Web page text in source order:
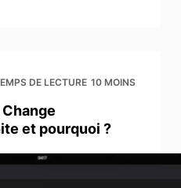
DE LECTURE 10 MOINS
et pourquoi ?